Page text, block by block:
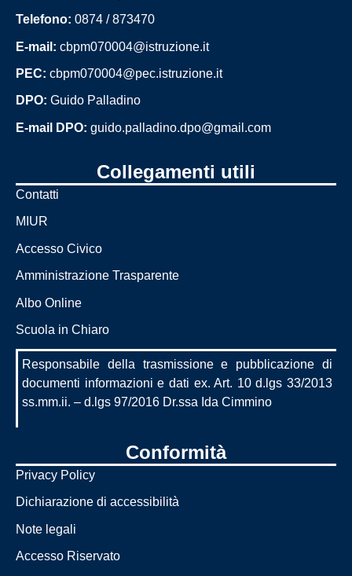
I luoghi
Plessi di scuola
Le persone
Dirigente
scolastico
I numeri della
scuola
numeri
Le carte della
scuola
Regolamenti
d'istituto
Modulistica
Modulistica
famiglie e
studenti
Contrattazione
d'istituto
Telefono: 0874 / 873470
E-mail: cbpm070004@istruzione.it
PEC: cbpm070004@pec.istruzione.it
DPO: Guido Palladino
E-mail DPO: guido.palladino.dpo@gmail.com
Collegamenti utili
Contatti
MIUR
Accesso Civico
Amministrazione Trasparente
Albo Online
Scuola in Chiaro
Responsabile della trasmissione e pubblicazione di
documenti informazioni e dati ex. Art. 10 d.lgs 33/2013
ss.mm.ii. – d.lgs 97/2016 Dr.ssa Ida Cimmino
Conformità
Privacy Policy
Dichiarazione di accessibilità
Note legali
Accesso Riservato